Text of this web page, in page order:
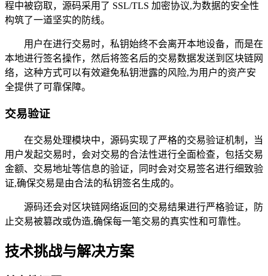
程中被窃取，源码采用了 SSL/TLS 加密协议,为数据的安全性
构筑了一道坚实的防线。
用户在进行交易时，私钥始终不会离开本地设备，而是在
本地进行签名操作，然后将签名后的交易数据发送到区块链网
络，这种方式可以有效避免私钥泄露的风险,为用户的资产安
全提供了可靠保障。
交易验证
在交易处理模块中，源码实现了严格的交易验证机制，当
用户发起交易时，会对交易的合法性进行全面检查，包括交易
金额、交易地址等信息的验证，同时会对交易签名进行细致验
证,确保交易是由合法的私钥签名生成的。
源码还会对区块链网络返回的交易结果进行严格验证，防
止交易被篡改或伪造,确保每一笔交易的真实性和可靠性。
技术挑战与解决方案